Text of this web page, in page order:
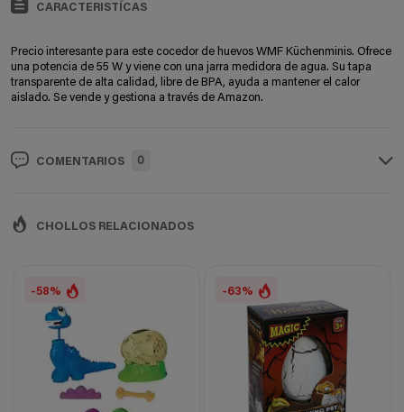
CARACTERISTÍCAS
Precio interesante para este cocedor de huevos WMF Küchenminis. Ofrece
una potencia de 55 W y viene con una jarra medidora de agua. Su tapa
transparente de alta calidad, libre de BPA, ayuda a mantener el calor
aislado. Se vende y gestiona a través de Amazon.
COMENTARIOS 0
CHOLLOS RELACIONADOS
-58% -63%